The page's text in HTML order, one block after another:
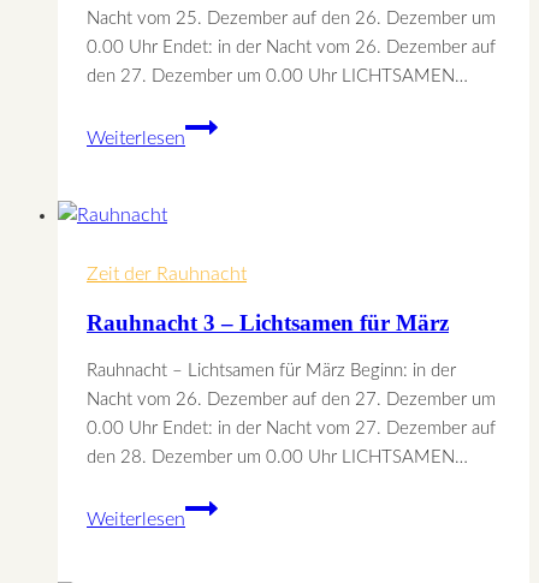
Nacht vom 25. Dezember auf den 26. Dezember um
0.00 Uhr Endet: in der Nacht vom 26. Dezember auf
den 27. Dezember um 0.00 Uhr LICHTSAMEN…
Weiterlesen
Rauhnacht
Februar
Zeit der Rauhnacht
Rauhnacht 3 – Lichtsamen für März
Rauhnacht – Lichtsamen für März Beginn: in der
Nacht vom 26. Dezember auf den 27. Dezember um
0.00 Uhr Endet: in der Nacht vom 27. Dezember auf
den 28. Dezember um 0.00 Uhr LICHTSAMEN…
Weiterlesen
Rauhnacht
3